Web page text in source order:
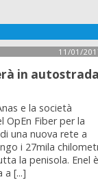
11/01/
in
e la società
OpEn Fiber per la
una nuova rete a
i 27mila
la penisola. Enel è
a [...]
Asterisco: Federico